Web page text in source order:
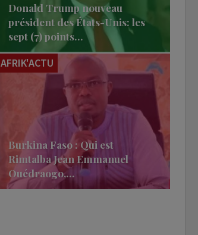
Donald Trump nouveau
président des États-Unis: les
sept (7) points…
AFRIK'ACTU
Burkina Faso : Qui est
Rimtalba Jean Emmanuel
Ouédraogo,…